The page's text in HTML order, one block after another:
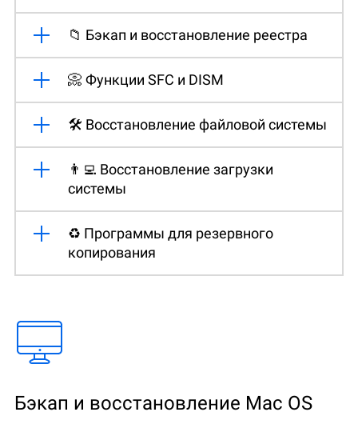
📁 Бэкап и восстановление реестра
📀 Функции SFC и DISM
🛠️ Восстановление файловой системы
👨‍💻 Восстановление загрузки
системы
♻️ Программы для резервного
копирования
Бэкап и восстановление Mac OS